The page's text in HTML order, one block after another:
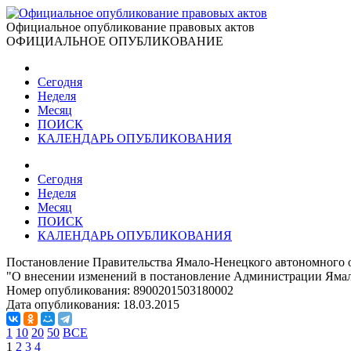
Официальное опубликование правовых актов
ОФИЦИАЛЬНОЕ ОПУБЛИКОВАНИЕ
Сегодня
Неделя
Месяц
ПОИСК
КАЛЕНДАРЬ ОПУБЛИКОВАНИЯ
Сегодня
Неделя
Месяц
ПОИСК
КАЛЕНДАРЬ ОПУБЛИКОВАНИЯ
Постановление Правительства Ямало-Ненецкого
"О внесении изменений в постановление Администрации
Номер опубликования: 8900201503180002
Дата опубликования: 18.03.2015
1 10 20 50 ВСЕ
1 2 3 4